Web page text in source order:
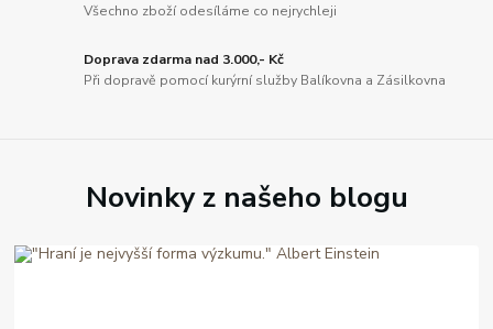
Všechno zboží odesíláme co nejrychleji
Doprava zdarma nad 3.000,- Kč
Při dopravě pomocí kurýrní služby Balíkovna a Zásilkovna
Novinky z našeho blogu